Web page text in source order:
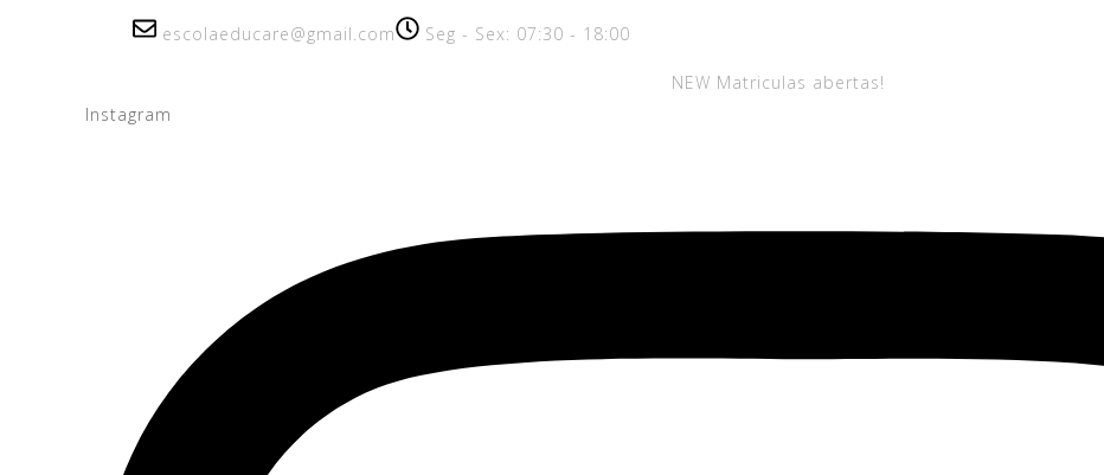
escolaeducare@gmail.com Seg - Sex: 07:30 - 18:00
Matriculas abertas!
Instagram